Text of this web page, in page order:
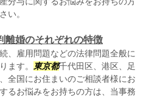
い。
離婚のそれぞれの特徴
、雇用問題などの法律問題全般に
ます。
東京都千代田区、港区、足
全国にお住まいのご相談者様にお
るお悩みをお持ちの方は、当事務